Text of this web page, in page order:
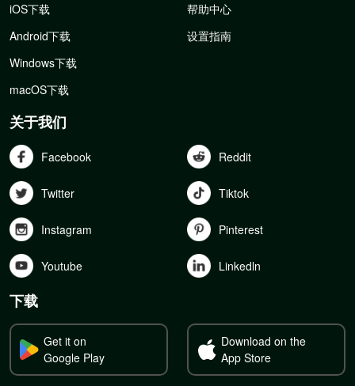
iOS下载
Android下载
Windows下载
macOS下载
帮助中心
设置指南
关于我们
Facebook Reddit
Twitter Tiktok
Instagram Pinterest
Youtube Linkedln
下载
Get it on
Google Play
Download on the
App Store